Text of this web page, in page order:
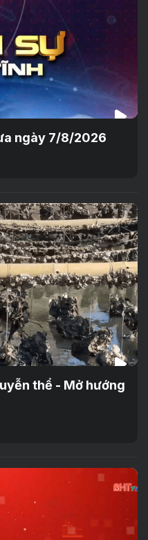
ngày 7/8/2026
thể - Mở hướng